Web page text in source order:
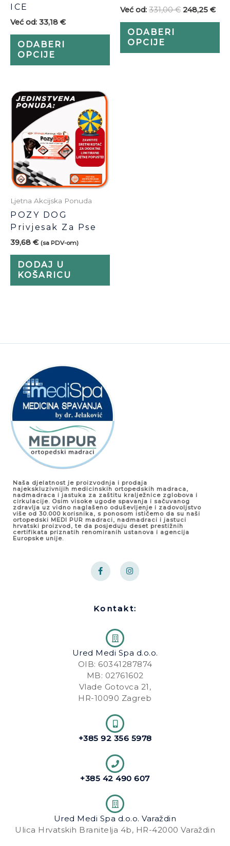
ICE
Već od: 33,18 €
ODABERI
OPCIJE
Već od: 331,00€ 248,25 €
ODABERI
OPCIJE
Ljetna Akcijska Ponuda
POZY DOG
Privjesak Za Pse
39,68 € (sa PDV-om)
DODAJ U
KOŠARICU
Naša djelatnost je proizvodnja i prodaja
najekskluzivnijih medicinskih ortopedskih madraca,
nadmadraca i jastuka za zaštitu kralježnice zglobova i
cirkulacije. Osim visoke ugode spavanja i sačuvanog
zdravlja uz vidno naglašeno oduševljenje i zadovoljstvo
više od 30.000 korisnika, s ponosom ističemo da su naši
ortopedski MEDI PUR madraci, nadmadraci i jastuci
hrvatski proizvod, te da posjeduju deset prestižnih
certifikata priznatih renomiranih ustanova i agencija
Europske unije.
F
a
c
o
I
n
s
g
r
Kontakt:
Ured Medi Spa d.o.o.
OIB: 60341287874
MB: 02761602
Vlade Gotovca 21,
HR-10090 Zagreb
+385 92 356 5978
+385 42 490 607
Ured Medi Spa d.o.o. Varaždin
Ulica Hrvatskih Branitelja 4b, HR-42000 Varaždin